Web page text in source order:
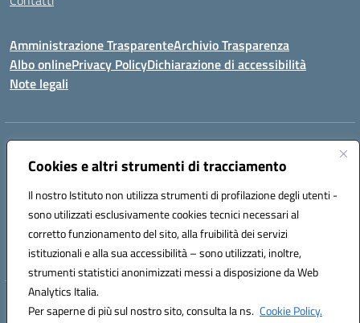
Cookies e altri strumenti di tracciamento
Il nostro Istituto non utilizza strumenti di profilazione degli utenti -
sono utilizzati esclusivamente cookies tecnici necessari al
corretto funzionamento del sito, alla fruibilità dei servizi
istituzionali e alla sua accessibilità – sono utilizzati, inoltre,
strumenti statistici anonimizzati messi a disposizione da Web
Analytics Italia.
Per saperne di più sul nostro sito, consulta la ns. Cookie Policy.
Amministrazione TrasparenteArchivio Trasparenza
Albo onlinePrivacy PolicyDichiarazione di accessibilità
Note legali
Indirizzo:
Centralino:096721161 Email:czic869004@istruzione.it
Codice fiscale: 84000710792
Codice meccanografico:
CZIC869004
Codice unico di fatturazione (CUF): UFKGA0
Hosting & Powered by 3D Solution S.r.l.